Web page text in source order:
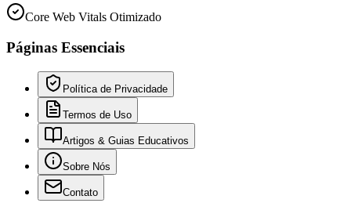
Core Web Vitals Otimizado
Páginas Essenciais
Política de Privacidade
Termos de Uso
Artigos & Guias Educativos
Sobre Nós
Contato